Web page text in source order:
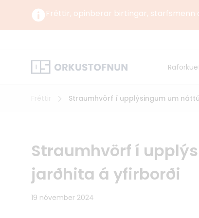
Fréttir, opinberar birtingar, starfsmenn
Um okkur
Orkustofnun starfar undir yfirstjórn Umhverfis-,
Straumhvörf í upplýsingum um
Straumhvörf í
jarðhita á yfirborði
19 nóvember 2024